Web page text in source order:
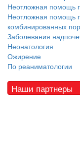
Неотложная помощь
Неотложная помощь
комбинированных
Заболевания
Неонатология
Ожирение
По реаниматологии
Наши партнеры